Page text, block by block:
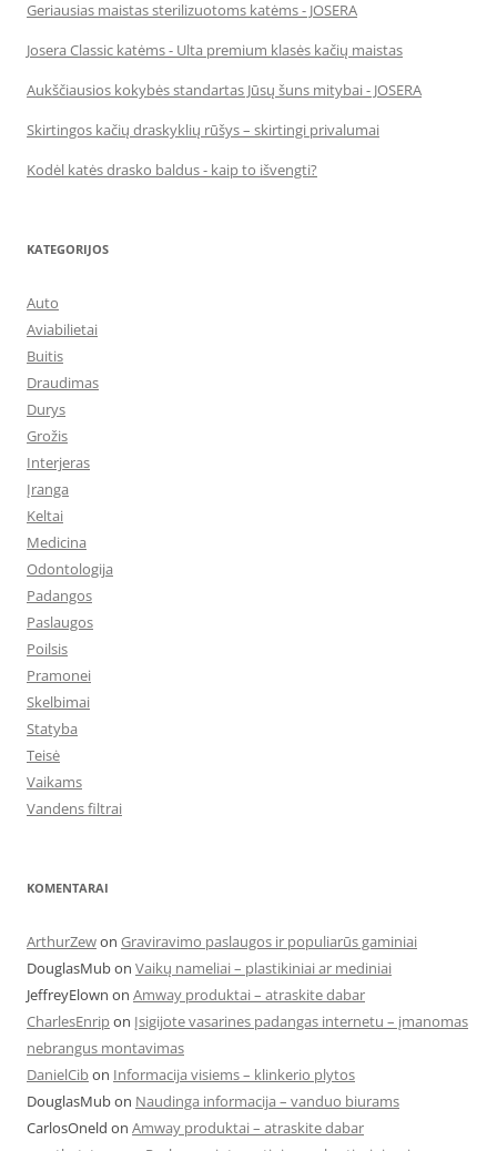
Geriausias maistas sterilizuotoms katėms - JOSERA
Josera Classic katėms - Ulta premium klasės kačių maistas
Aukščiausios kokybės standartas Jūsų šuns mitybai - JOSERA
Skirtingos kačių draskyklių rūšys – skirtingi privalumai
Kodėl katės drasko baldus - kaip to išvengti?
KATEGORIJOS
Auto
Aviabilietai
Buitis
Draudimas
Durys
Grožis
Interjeras
Įranga
Keltai
Medicina
Odontologija
Padangos
Paslaugos
Poilsis
Pramonei
Skelbimai
Statyba
Teisė
Vaikams
Vandens filtrai
KOMENTARAI
ArthurZewon Graviravimo paslaugos ir populiarūs gaminiai
DouglasMubon Vaikų nameliai – plastikiniai ar mediniai
JeffreyElown on Amway produktai – atraskite dabar
CharlesEnripon Įsigijote vasarines padangas internetu – įmanomas
nebrangus montavimas
DanielCibon Informacija visiems – klinkerio plytos
DouglasMubon Naudinga informacija – vanduo biurams
CarlosOneld on Amway produktai – atraskite dabar